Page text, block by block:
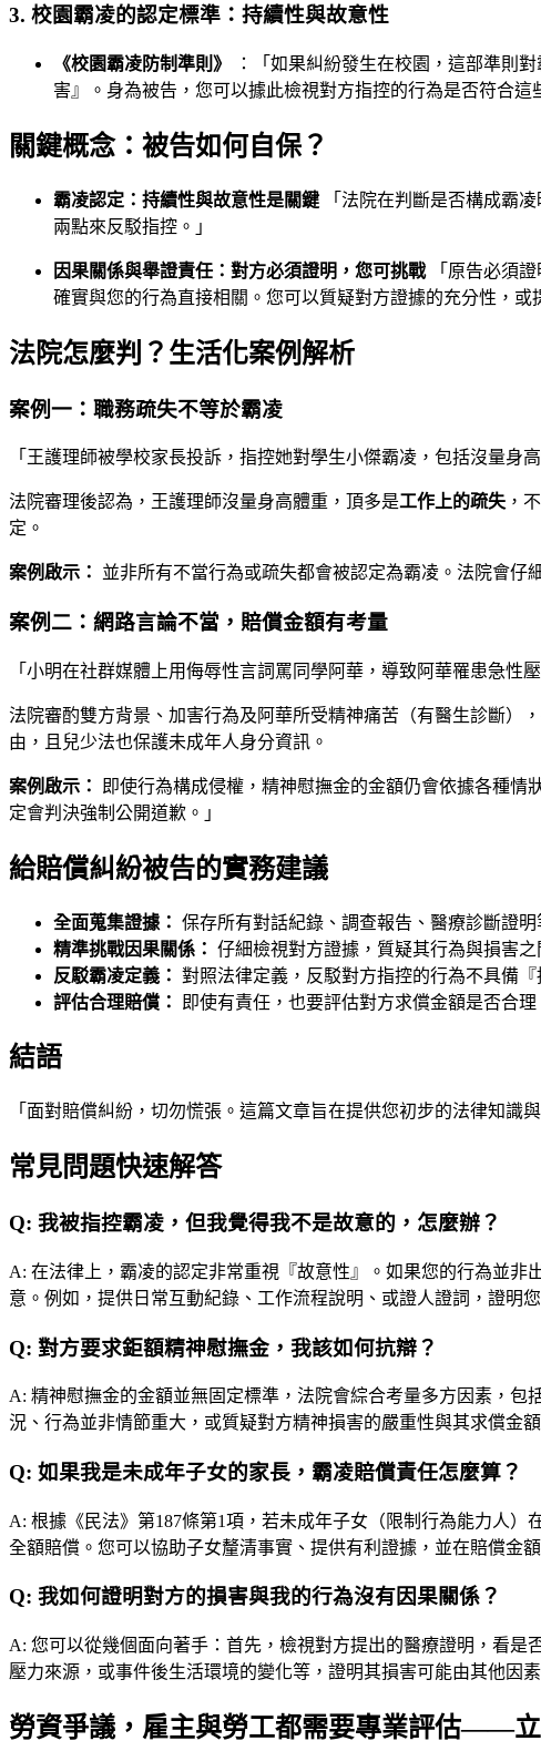
3. 校園霸凌的認定標準：持續性與故意性
《校園霸凌防制準則》 ：「如果糾紛發生在校園，這部準則
害』。身為被告，您可以據此檢視對方指控的行為是否符合
關鍵概念：被告如何自保？
霸凌認定：持續性與故意性是關鍵 「法院在判斷是否構成霸
兩點來反駁指控。」
因果關係與舉證責任：對方必須證明，您可挑戰「原告必須證
確實與您的行為直接相關。您可以質疑對方證據的充分性，或
法院怎麼判？生活化案例解析
案例一：職務疏失不等於霸凌
「王護理師被學校家長投訴，指控她對學生小傑霸凌，包括沒量
法院審理後認為，王護理師沒量身高體重，頂多是工作上的疏失 ，
定。
案例啟示： 並非所有不當行為或疏失都會被認定為霸凌。法院會仔
案例二：網路言論不當，賠償金額有考量
「小明在社群媒體上用侮辱性言詞罵同學阿華，導致阿華罹患急
法院審酌雙方背景、加害行為及阿華所受精神痛苦（有醫生診斷）
由，且兒少法也保護未成年人身分資訊。
案例啟示：
即使行為構成侵權，精神慰撫金的金額仍會依據各種
定會判決強制公開道歉。」
給賠償糾紛被告的實務建議
全面蒐集證據： 保存所有對話紀錄、調查報告、醫療診斷證
精準挑戰因果關係： 仔細檢視對方證據，質疑其行為與損害
反駁霸凌定義： 對照法律定義，反駁對方指控的行為不具備『
評估合理賠償：
即使有責任，也要評估對方求償金額是否合
結語
「面對賠償糾紛，切勿慌張。這篇文章旨在提供您初步的法律知
常見問題快速解答
Q: 我被指控霸凌，但我覺得我不是故意的，怎麼辦？
A: 在法律上，霸凌的認定非常重視『故意性』。如果您的行為並
意。例如，提供日常互動紀錄、工作流程說明、或證人證詞，證明
Q: 對方要求鉅額精神慰撫金，我該如何抗辯？
A: 精神慰撫金的金額並無固定標準，法院會綜合考量多方因素，
況、行為並非情節重大，或質疑對方精神損害的嚴重性與其求償金
Q: 如果我是未成年子女的家長，霸凌賠償責任怎麼算？
A: 根據《民法》第187條第1項，若未成年子女（限制行為能力人
全額賠償。您可以協助子女釐清事實、提供有利證據，並在賠償金
Q: 我如何證明對方的損害與我的行為沒有因果關係？
A: 您可以從幾個面向著手：首先，檢視對方提出的醫療證明，看
壓力來源，或事件後生活環境的變化等，證明其損害可能由其他因
勞資爭議，雇主與勞工都需要專業評估——